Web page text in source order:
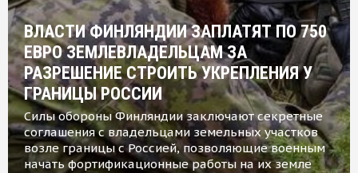
ВЛАСТИ ФИНЛЯНДИИ ЗАПЛАТЯТ ПО 750
ЕВРО ЗЕМЛЕВЛАДЕЛЬЦАМ ЗА
РАЗРЕШЕНИЕ СТРОИТЬ УКРЕПЛЕНИЯ У
ГРАНИЦЫ РОССИИ
Силы обороны Финляндии заключают секретные
соглашения с владельцами земельных участков
возле границы с Россией, позволяющие военным
начать фортификационные работы на их земле